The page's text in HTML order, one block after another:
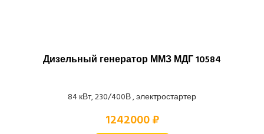
Дизельный генератор ММЗ МДГ 10584
84 кВт, 230/400В , электростартер
1242000 ₽